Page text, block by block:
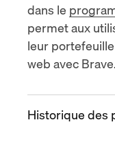
dans le
permet aux
leur
web avec Brave.
Historique des